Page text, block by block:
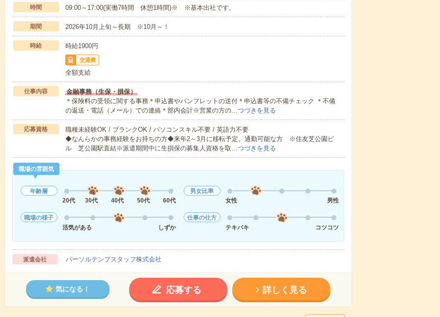
時間 09:00～17:00(実働7時間 休憩1時間)※ ※基本出社です。
期間 2026年10月上旬～長期 ※10月～！
時給 時給1900円
交通費
全額支給
仕事内容
金融事務（生保・損保）
＊保険料の受領に関する事務＊申込書やパンフレットの送付＊申込書等の不備チェック ＊不備
の返送・電話（メール）での連絡＊部内会計※営業の方の… つづきを見る
応募資格
職種未経験OK / ブランクOK / パソコンスキル不要 / 英語力不要
◆なんらかの事務経験をお持ちの方◆来年2～3月に移転予定。通勤可能な方 ※住友芝公園ビ
ル 芝公園駅直結※派遣期間中に生損保の募集人資格を取… つづきを見る
職場の雰囲気
年齢層
20代
30代 40代 50代 60代
男女比率
女性
男性
職場の様子
活気がある
しずか
仕事の仕方
テキパキ
コツコツ
派遣会社 パーソルテンプスタッフ株式会社
気になる！ 応募する 詳しく見る